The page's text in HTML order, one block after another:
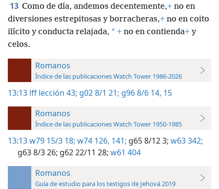
13 Como de día, andemos decentemente,+ no en
diversiones estrepitosas y borracheras,+ no en coito
ilícito y conducta relajada, * + no en contienda+ y
celos.
Romanos
Índice de las publicaciones Watch Tower 1986-2026
13:13 lff lección 43; g02 8/1 21; g96 8/6 14, 15
Romanos
Índice de las publicaciones Watch Tower 1950-1985
13:13w79 15/3 18; w74 126, 141; g65 8/12 3; w63 342;
g63 8/3 26; g62 22/11 28; w61 404
Romanos
Guía de estudio para los testigos de Jehová 2019